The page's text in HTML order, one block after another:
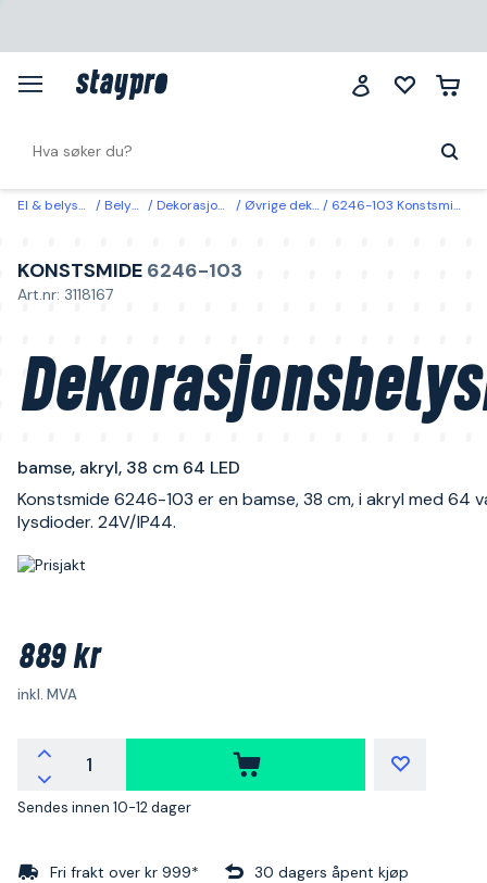
El & belysning Belysning Dekorasjonsbelysning Øvrige dekorasjonsbelysning 6246-103 Konstsmide Dekorasjonsbelysning bamse, akryl, 38 cm 64 LED
KONSTSMIDE 6246-103
Art.nr: 3118167
bamse, akryl, 38 cm 64 LED
Konstsmide 6246-103 er en bamse, 38 cm, i akryl med 64
lysdioder. 24V/IP44.
889 kr
inkl. MVA
Sendes innen 10-12 dager
Fri frakt over kr 999* 30 dagers åpent kjøp